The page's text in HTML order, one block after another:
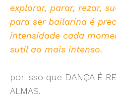
explorar, parar, rezar,
para ser bailarina é
intensidade cada
sutil ao mais intenso.
por isso que DANÇA É
ALMAS.